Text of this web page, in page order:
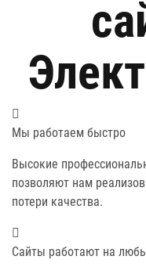
Мы работаем быстро
Высокие
позволяют нам
потери качества.
Сайты работают на